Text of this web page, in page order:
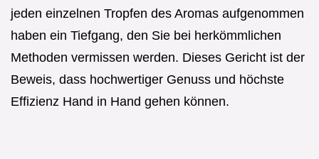
jeden einzelnen Tropfen des Aromas aufgenommen
haben ein Tiefgang, den Sie bei herkömmlichen
Methoden vermissen werden. Dieses Gericht ist der
Beweis, dass hochwertiger Genuss und höchste
Effizienz Hand in Hand gehen können.